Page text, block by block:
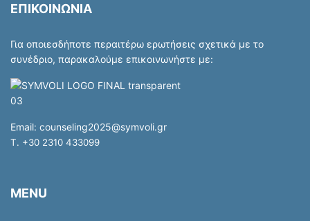
ΕΠΙΚΟΙΝΩΝΙΑ
Για οποιεσδήποτε περαιτέρω ερωτήσεις σχετικά με το
συνέδριο, παρακαλούμε επικοινωνήστε με:
Email: counseling2025@symvoli.gr
T. +30 2310 433099
MENU